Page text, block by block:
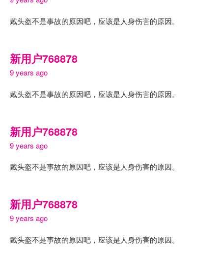
戴头盔不是事故的原因吧，应该是人身伤害的原因。
新用户768878
9 years ago
戴头盔不是事故的原因吧，应该是人身伤害的原因。
新用户768878
9 years ago
戴头盔不是事故的原因吧，应该是人身伤害的原因。
新用户768878
9 years ago
戴头盔不是事故的原因吧，应该是人身伤害的原因。